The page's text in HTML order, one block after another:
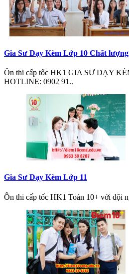
Gia Sư Dạy Kèm Lớp 10 Chất lượng
Ôn thi cấp tốc HK1 GIA SƯ DẠY
HOTLINE: 0902 91..
Gia Sư Dạy Kèm Lớp 11
Ôn thi cấp tốc HK1 Toán 10+ với đội